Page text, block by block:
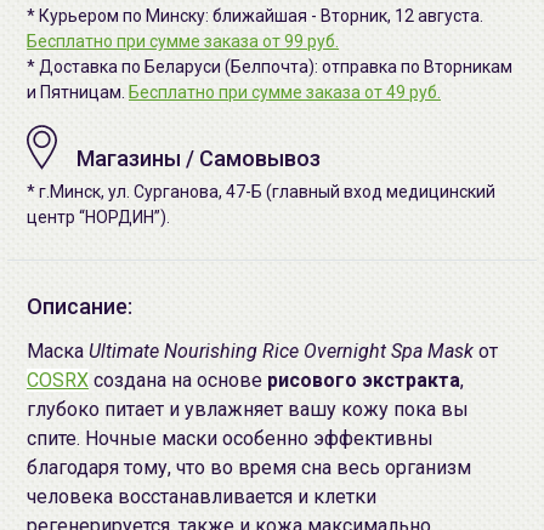
* Курьером по Минску: ближайшая - Вторник, 12 августа.
Бесплатно при сумме заказа от 99 руб.
* Доставка по Беларуси (Белпочта): отправка по Вторникам
и Пятницам. Бесплатно при сумме заказа от 49 руб.
Магазины / Самовывоз
* г.Минск, ул. Сурганова, 47-Б (главный вход медицинский
центр “НОРДИН”).
Описание:
Маска Ultimate Nourishing Rice Overnight Spa Mask от
COSRX создана на основе рисового экстракта,
глубоко питает и увлажняет вашу кожу пока вы
спите. Ночные маски особенно эффективны
благодаря тому, что во время сна весь организм
человека восстанавливается и клетки